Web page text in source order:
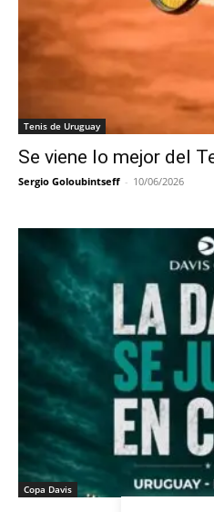
Tenis de Uruguay
Se viene lo mejor del
Sergio Goloubintseff - 10/06/2026
Copa Davis